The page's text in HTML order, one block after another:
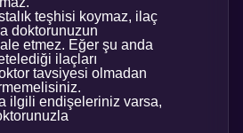
teşhisi koymaz, ilaç
doktorunuzun
etmez. Eğer şu anda
ilaçları
tavsiyesi olmadan
ilgili endişeleriniz varsa,